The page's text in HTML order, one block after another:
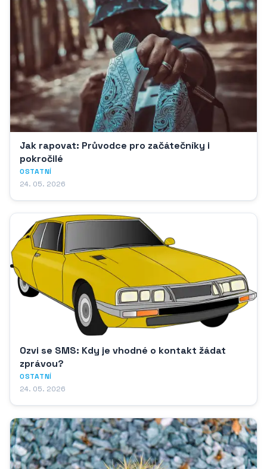
Jak rapovat: Průvodce pro začátečníky i
pokročilé
OSTATNÍ
24. 05. 2026
Ozvi se SMS: Kdy je vhodné o kontakt žádat
zprávou?
OSTATNÍ
24. 05. 2026